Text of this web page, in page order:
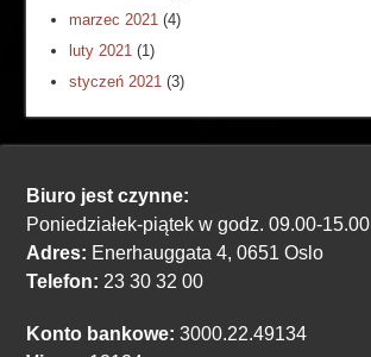
marzec 2021 (4)
luty 2021 (1)
styczeń 2021 (3)
Biuro jest czynne:
Poniedziałek-piątek w godz. 09.00-15.00
Adres: Enerhauggata 4, 0651 Oslo
Telefon: 23 30 32 00
Konto bankowe: 3000.22.49134